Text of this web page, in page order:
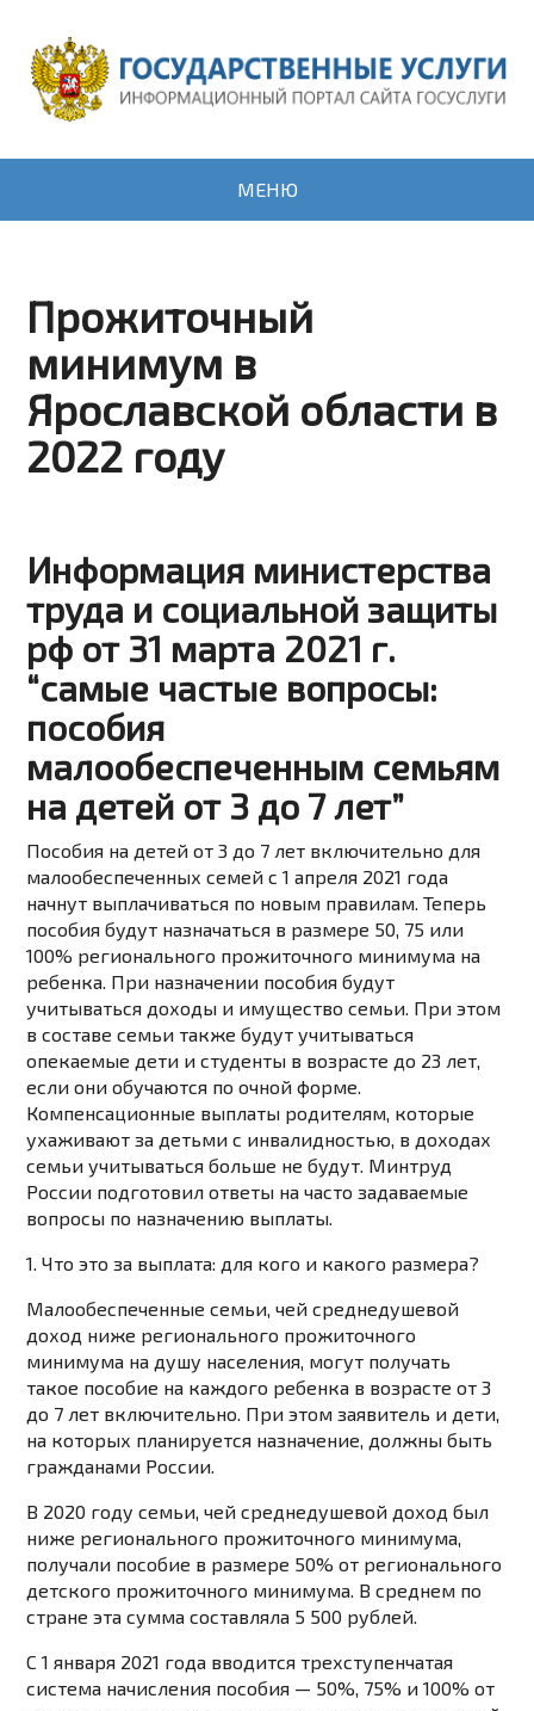
МЕНЮ
Прожиточный
минимум в
Ярославской области в
2022 году
Информация министерства
труда и социальной защиты
рф от 31 марта 2021 г.
“самые частые вопросы:
пособия
малообеспеченным семьям
на детей от 3 до 7 лет”
Пособия на детей от 3 до 7 лет включительно для
малообеспеченных семей с 1 апреля 2021 года
начнут выплачиваться по новым правилам. Теперь
пособия будут назначаться в размере 50, 75 или
100% регионального прожиточного минимума на
ребенка. При назначении пособия будут
учитываться доходы и имущество семьи. При этом
в составе семьи также будут учитываться
опекаемые дети и студенты в возрасте до 23 лет,
если они обучаются по очной форме.
Компенсационные выплаты родителям, которые
ухаживают за детьми с инвалидностью, в доходах
семьи учитываться больше не будут. Минтруд
России подготовил ответы на часто задаваемые
вопросы по назначению выплаты.
1. Что это за выплата: для кого и какого размера?
Малообеспеченные семьи, чей среднедушевой
доход ниже регионального прожиточного
минимума на душу населения, могут получать
такое пособие на каждого ребенка в возрасте от 3
до 7 лет включительно. При этом заявитель и дети,
на которых планируется назначение, должны быть
гражданами России.
В 2020 году семьи, чей среднедушевой доход был
ниже регионального прожиточного минимума,
получали пособие в размере 50% от регионального
детского прожиточного минимума. В среднем по
стране эта сумма составляла 5 500 рублей.
С 1 января 2021 года вводится трехступенчатая
система начисления пособия — 50%, 75% и 100% от